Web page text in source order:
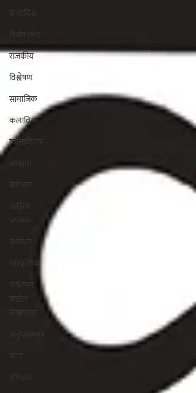
राजकीय
विश्लेषण
सामाजिक
कलाविश्व
व्यक्तिविशेष
सांस्कृतिक